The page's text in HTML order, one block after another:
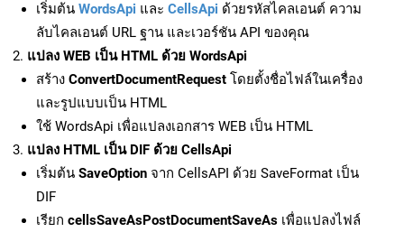
เริ่มต้น WordsApi และ CellsApi ด้วยรหัสไคลเอนต์ ความ
ลับไคลเอนต์ URL ฐาน และเวอร์ชัน API ของคุณ
แปลง WEB เป็น HTML ด้วย WordsApi
สร้าง ConvertDocumentRequest โดยตั้งชื่อไฟล์ในเครื่อง
และรูปแบบเป็น HTML
ใช้ WordsApi เพื่อแปลงเอกสาร WEB เป็น HTML
แปลง HTML เป็น DIF ด้วย CellsApi
เริ่มต้น SaveOption จาก CellsAPI ด้วย SaveFormat เป็น
DIF
เรียก cellsSaveAsPostDocumentSaveAs เพื่อแปลงไฟล์